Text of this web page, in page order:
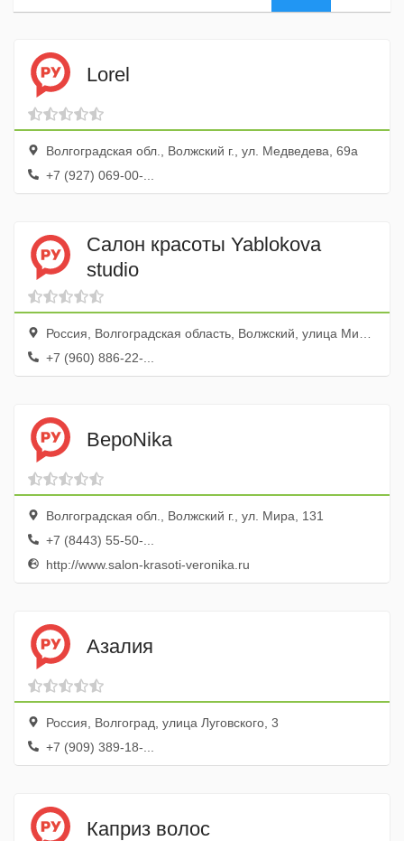
Lorel
Волгоградская обл., Волжский г., ул. Медведева, 69а
+7 (927) 069-00-...
Салон красоты Yablokova
studio
Россия, Волгоградская область, Волжский, улица Мира, 74
+7 (960) 886-22-...
ВероNika
Волгоградская обл., Волжский г., ул. Мира, 131
+7 (8443) 55-50-...
http://www.salon-krasoti-veronika.ru
Азалия
Россия, Волгоград, улица Луговского, 3
+7 (909) 389-18-...
Каприз волос